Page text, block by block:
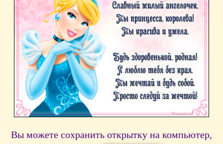
Вы можете сохранить открытку на компьютер,